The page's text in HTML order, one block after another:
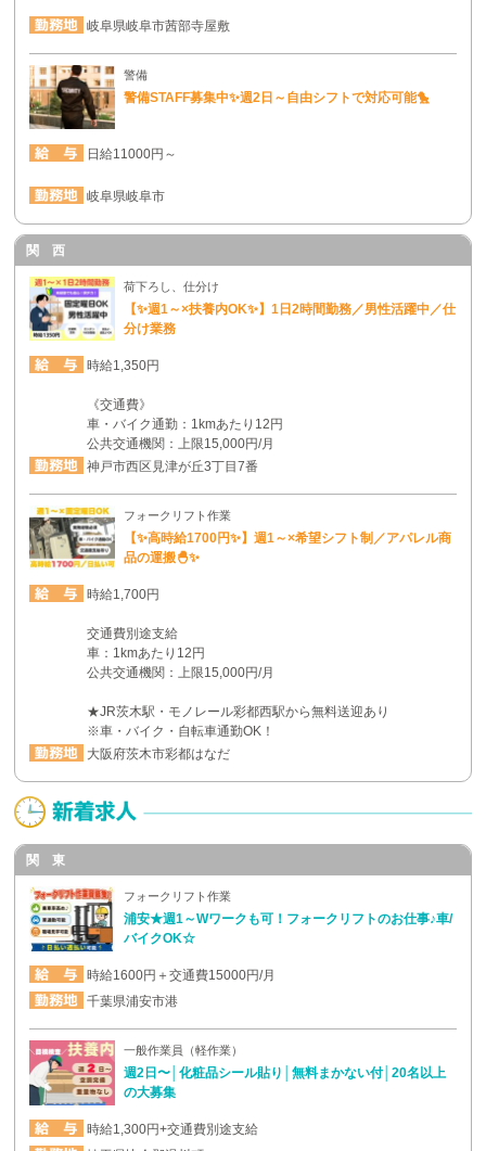
岐阜県岐阜市茜部寺屋敷
警備
警備STAFF募集中✨週2日～自由シフトで対応可能🐤
日給11000円～
岐阜県岐阜市
関 西
荷下ろし、仕分け
【✨週1～×扶養内OK✨】1日2時間勤務／男性活躍中／仕
分け業務
時給1,350円
《交通費》
車・バイク通勤：1kmあたり12円
公共交通機関：上限15,000円/月
神戸市西区見津が丘3丁目7番
フォークリフト作業
【✨高時給1700円✨】週1～×希望シフト制／アパレル商
品の運搬🐣✨
時給1,700円
交通費別途支給
車：1kmあたり12円
公共交通機関：上限15,000円/月
★JR茨木駅・モノレール彩都西駅から無料送迎あり
※車・バイク・自転車通勤OK！
大阪府茨木市彩都はなだ
関 東
フォークリフト作業
浦安★週1～Wワークも可！フォークリフトのお仕事♪車/
バイクOK☆
時給1600円＋交通費15000円/月
千葉県浦安市港
一般作業員（軽作業）
週2日〜│化粧品シール貼り│無料まかない付│20名以上
の大募集
時給1,300円+交通費別途支給